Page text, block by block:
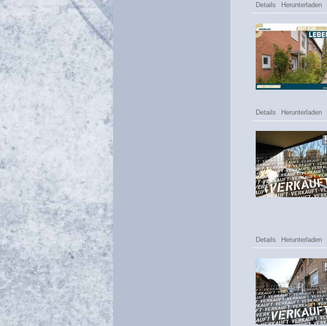
Details Herunterladen
Details Herunterladen
Details Herunterladen